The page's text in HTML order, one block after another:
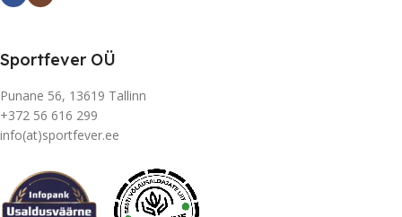
Sportfever OÜ
Punane 56, 13619 Tallinn
+372 56 616 299
info(at)sportfever.ee